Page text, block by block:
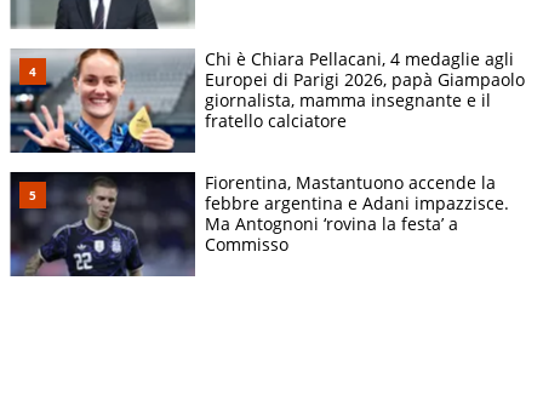
Chi è Chiara Pellacani, 4 medaglie agli
Europei di Parigi 2026, papà Giampaolo
giornalista, mamma insegnante e il
fratello calciatore
Fiorentina, Mastantuono accende la
febbre argentina e Adani impazzisce.
Ma Antognoni ‘rovina la festa’ a
Commisso